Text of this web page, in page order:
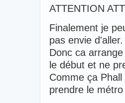
ATTENTION
Finalement je
pas envie d'aller.
Donc ca
le début et ne
Comme ça
prendre le